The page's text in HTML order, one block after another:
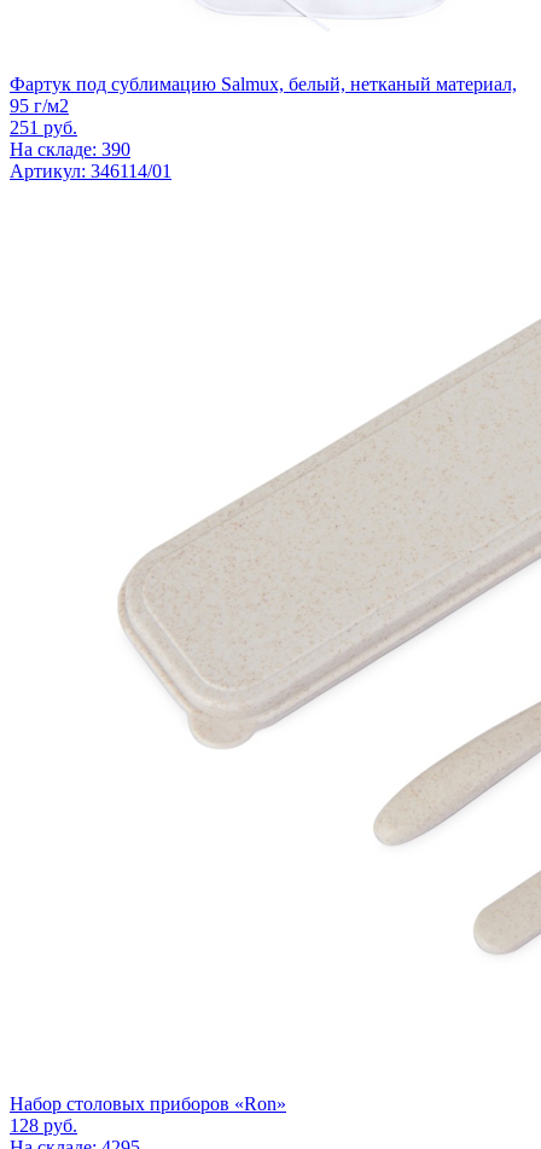
Фартук под сублимацию Salmux, белый, нетканый материал,
95 г/м2
251 руб.
На складе: 390
Артикул: 346114/01
Набор столовых приборов «Ron»
128 руб.